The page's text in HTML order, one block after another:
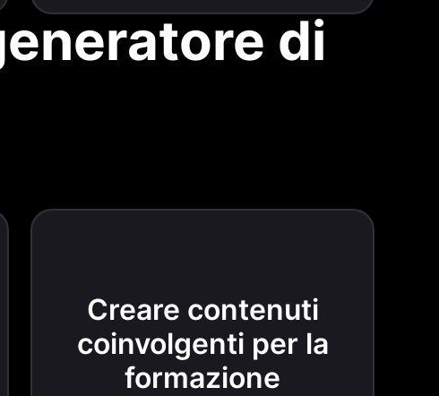
di
Creare contenuti
coinvolgenti per la
formazione